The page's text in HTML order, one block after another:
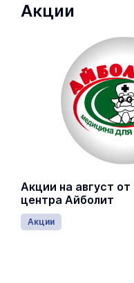
Акции
Акции на август
центра Айболит
Акции